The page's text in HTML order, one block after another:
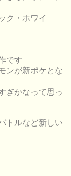
ク・ホワイ
です
ンが新ポケとな
ぎかなって思っ
トルなど新しい